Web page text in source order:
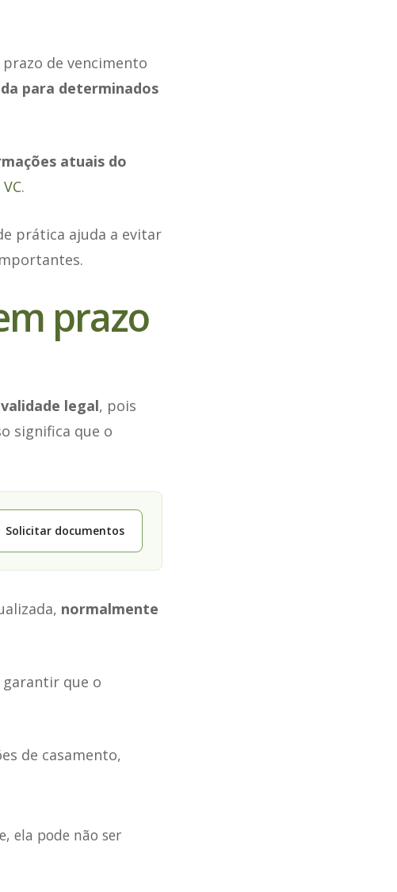
de vencimento
para determinados
atuais do
.
prática ajuda a evitar
prazo
legal, pois
significa que o
Solicitar documentos
normalmente
garantir que o
de casamento,
ela pode não ser